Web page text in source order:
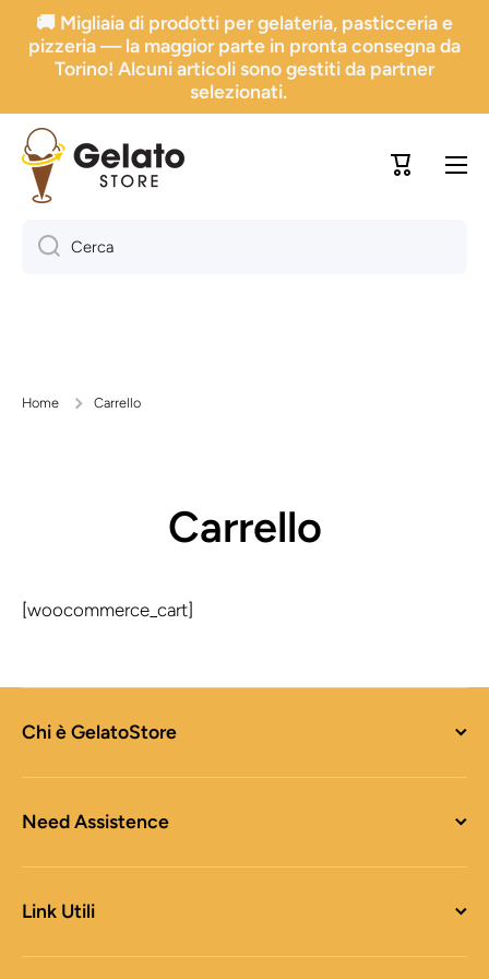
Vai direttamente ai contenuti
🚚 Migliaia di prodotti per gelateria, pasticceria e
pizzeria — la maggior parte in pronta consegna da
Torino! Alcuni articoli sono gestiti da partner
selezionati.
Carrello
Cerca
Home Carrello
Carrello
[woocommerce_cart]
Chi è GelatoStore
Need Assistence
Link Utili